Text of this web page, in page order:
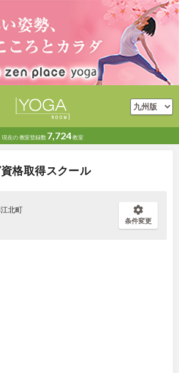
現在の教室登録数 7,724教室
格取得スクール
北町
条件変更